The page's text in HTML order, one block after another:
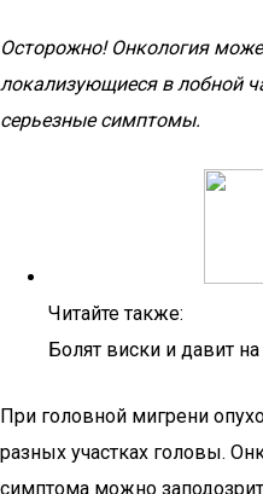
Осторожно! Онкология
локализующиеся в лобной
серьезные симптомы.
Читайте также:
Болят виски и давит
При головной мигрени
разных участках головы.
симптома можно